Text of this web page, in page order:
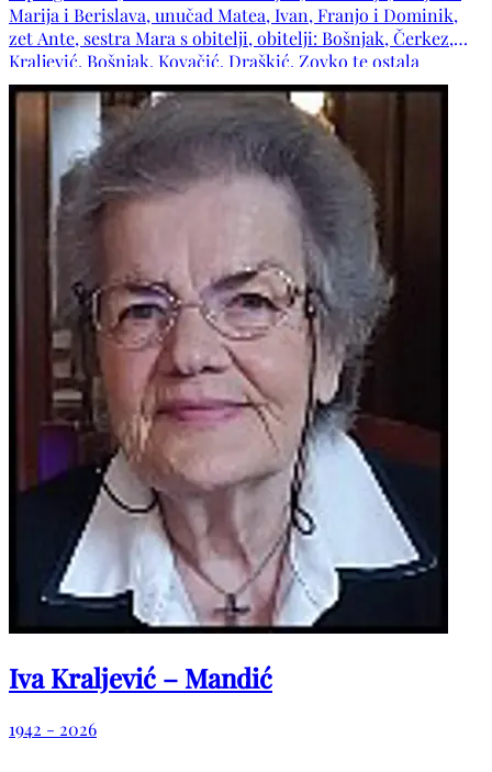
Marija i Berislava, unučad Matea, Ivan, Franjo i Dominik,
zet Ante, sestra Mara s obitelji, obitelji: Bošnjak, Čerkez,
Kraljević, Bošnjak, Kovačić, Draškić, Zovko te ostala
mnogobrojna rodbina, kumovi, susjedi i prijatelji.
Iva Kraljević – Mandić
1942 - 2026